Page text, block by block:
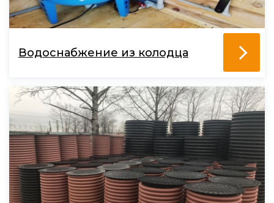
Водоснабжение из колодца